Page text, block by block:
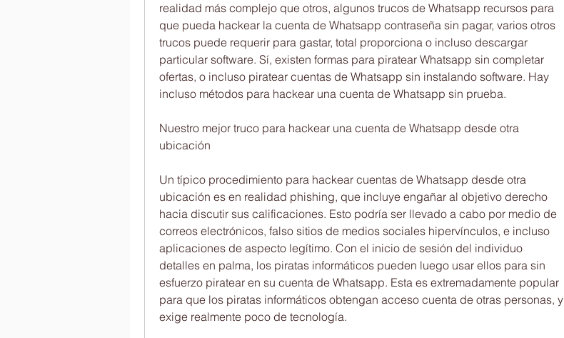
realidad más complejo que otros, algunos trucos de Whatsapp recursos para
que pueda hackear la cuenta de Whatsapp contraseña sin pagar, varios otros
trucos puede requerir para gastar, total proporciona o incluso descargar
particular software. Sí, existen formas para piratear Whatsapp sin completar
ofertas, o incluso piratear cuentas de Whatsapp sin instalando software. Hay
incluso métodos para hackear una cuenta de Whatsapp sin prueba.
Nuestro mejor truco para hackear una cuenta de Whatsapp desde otra
ubicación
Un típico procedimiento para hackear cuentas de Whatsapp desde otra
ubicación es en realidad phishing, que incluye engañar al objetivo derecho
hacia discutir sus calificaciones. Esto podría ser llevado a cabo por medio de
correos electrónicos, falso sitios de medios sociales hipervínculos, e incluso
aplicaciones de aspecto legítimo. Con el inicio de sesión del individuo
detalles en palma, los piratas informáticos pueden luego usar ellos para sin
esfuerzo piratear en su cuenta de Whatsapp. Esta es extremadamente popular
para que los piratas informáticos obtengan acceso cuenta de otras personas, y
exige realmente poco de tecnología.